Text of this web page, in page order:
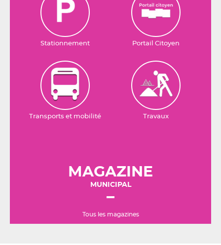
Stationnement Portail Citoyen
Transports et mobilité Travaux
MAGAZINE
MUNICIPAL
Tous les magazines